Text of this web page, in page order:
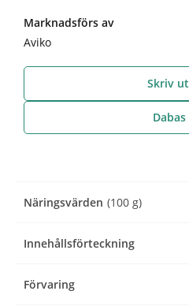
Marknadsförs av
Aviko
Skriv ut
Dabas
Näringsvärden (100 g)
Innehållsförteckning
Förvaring